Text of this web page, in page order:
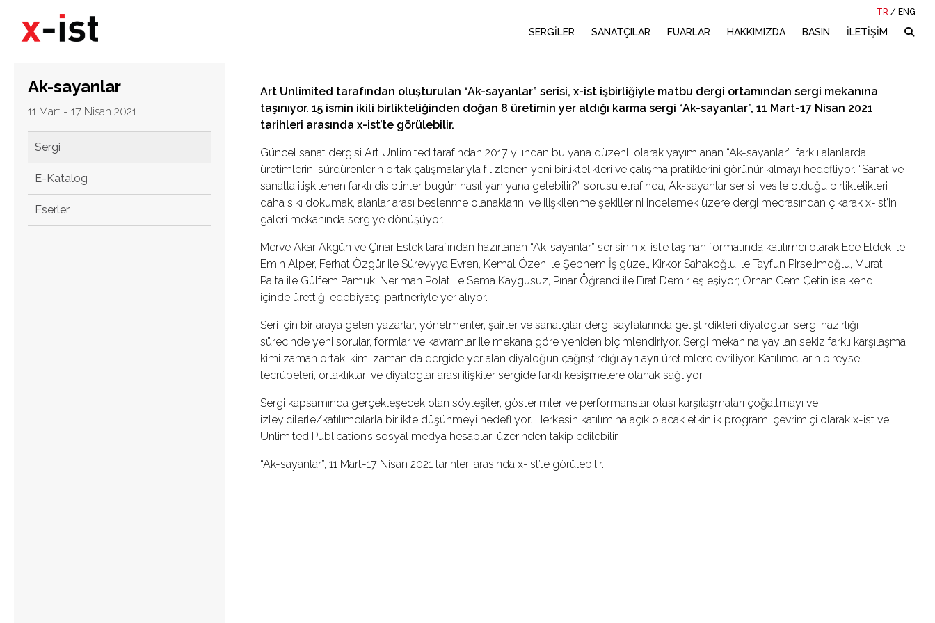
TR / ENG
SERGİLER SANATÇILAR FUARLAR HAKKIMIZDA BASIN İLETİŞİM
Ak-sayanlar
11 Mart - 17 Nisan 2021
Sergi
E-Katalog
Eserler
Art Unlimited tarafından oluşturulan “Ak-sayanlar” serisi, x-ist işbirliğiyle matbu dergi ortamından sergi mekanına
taşınıyor. 15 ismin ikili birlikteliğinden doğan 8 üretimin yer aldığı karma sergi “Ak-sayanlar”, 11 Mart-17 Nisan 2021
tarihleri arasında x-ist’te görülebilir.
Güncel sanat dergisi Art Unlimited tarafından 2017 yılından bu yana düzenli olarak yayımlanan “Ak-sayanlar”; farklı alanlarda
üretimlerini sürdürenlerin ortak çalışmalarıyla filizlenen yeni birliktelikleri ve çalışma pratiklerini görünür kılmayı hedefliyor. “Sanat ve
sanatla ilişkilenen farklı disiplinler bugün nasıl yan yana gelebilir?” sorusu etrafında, Ak-sayanlar serisi, vesile olduğu birliktelikleri
daha sıkı dokumak, alanlar arası beslenme olanaklarını ve ilişkilenme şekillerini incelemek üzere dergi mecrasından çıkarak x-ist’in
galeri mekanında sergiye dönüşüyor.
Merve Akar Akgün ve Çınar Eslek tarafından hazırlanan “Ak-sayanlar” serisinin x-ist’e taşınan formatında katılımcı olarak Ece Eldek ile
Emin Alper, Ferhat Özgür ile Süreyyya Evren, Kemal Özen ile Şebnem İşigüzel, Kirkor Sahakoğlu ile Tayfun Pirselimoğlu, Murat
Palta ile Gülfem Pamuk, Neriman Polat ile Sema Kaygusuz, Pınar Öğrenci ile Fırat Demir eşleşiyor; Orhan Cem Çetin ise kendi
içinde ürettiği edebiyatçı partneriyle yer alıyor.
Seri için bir araya gelen yazarlar, yönetmenler, şairler ve sanatçılar dergi sayfalarında geliştirdikleri diyalogları sergi hazırlığı
sürecinde yeni sorular, formlar ve kavramlar ile mekana göre yeniden biçimlendiriyor. Sergi mekanına yayılan sekiz farklı karşılaşma
kimi zaman ortak, kimi zaman da dergide yer alan diyaloğun çağrıştırdığı ayrı ayrı üretimlere evriliyor. Katılımcıların bireysel
tecrübeleri, ortaklıkları ve diyaloglar arası ilişkiler sergide farklı kesişmelere olanak sağlıyor.
Sergi kapsamında gerçekleşecek olan söyleşiler, gösterimler ve performanslar olası karşılaşmaları çoğaltmayı ve
izleyicilerle/katılımcılarla birlikte düşünmeyi hedefliyor. Herkesin katılımına açık olacak etkinlik programı çevrimiçi olarak x-ist ve
Unlimited Publication’s sosyal medya hesapları üzerinden takip edilebilir.
“Ak-sayanlar”, 11 Mart-17 Nisan 2021 tarihleri arasında x-ist’te görülebilir.